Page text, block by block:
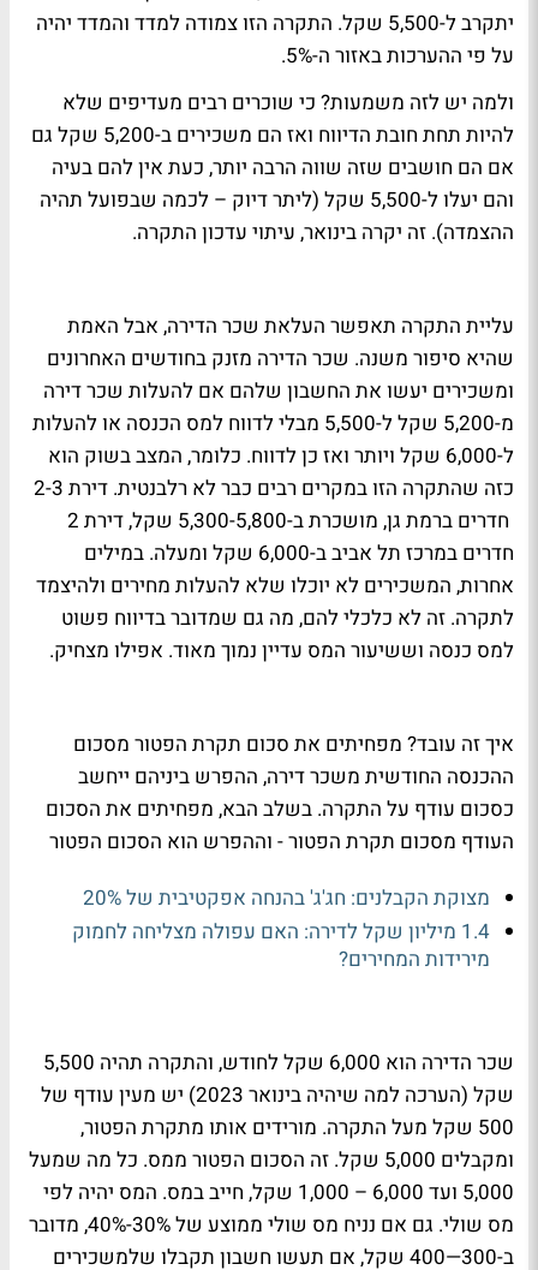
יתקרב ל-5,500 שקל. התקרה הזו צמודה למדד והמדד יהיה
על פי ההערכות באזור ה-5%.
ולמה יש לזה משמעות? כי שוכרים רבים מעדיפים שלא
להיות תחת חובת הדיווח ואז הם משכירים ב-5,200 שקל גם
אם הם חושבים שזה שווה הרבה יותר, כעת אין להם בעיה
והם יעלו ל-5,500 שקל (ליתר דיוק – לכמה שבפועל תהיה
ההצמדה). זה יקרה בינואר, עיתוי עדכון התקרה.
עליית התקרה תאפשר העלאת שכר הדירה, אבל האמת
שהיא סיפור משנה. שכר הדירה מזנק בחודשים האחרונים
ומשכירים יעשו את החשבון שלהם אם להעלות שכר דירה
מ-5,200 שקל ל-5,500 מבלי לדווח למס הכנסה או להעלות
ל-6,000 שקל ויותר ואז כן לדווח. כלומר, המצב בשוק הוא
כזה שהתקרה הזו במקרים רבים כבר לא רלבנטית. דירת 2-3
חדרים ברמת גן, מושכרת ב-5,300-5,800 שקל, דירת 2
חדרים במרכז תל אביב ב-6,000 שקל ומעלה. במילים
אחרות, המשכירים לא יוכלו שלא להעלות מחירים ולהיצמד
לתקרה. זה לא כלכלי להם, מה גם שמדובר בדיווח פשוט
למס כנסה וששיעור המס עדיין נמוך מאוד. אפילו מצחיק.
איך זה עובד? מפחיתים את סכום תקרת הפטור מסכום
ההכנסה החודשית משכר דירה, ההפרש ביניהם ייחשב
כסכום עודף על התקרה. בשלב הבא, מפחיתים את הסכום
העודף מסכום תקרת הפטור - וההפרש הוא הסכום הפטור
מצוקת הקבלנים: חג'ג' בהנחה אפקטיבית של 20%
1.4 מיליון שקל לדירה: האם עפולה מצליחה לחמוק
מירידות המחירים?
שכר הדירה הוא 6,000 שקל לחודש, והתקרה תהיה 5,500
שקל (הערכה למה שיהיה בינואר 2023) יש מעין עודף של
500 שקל מעל התקרה. מורידים אותו מתקרת הפטור,
ומקבלים 5,000 שקל. זה הסכום הפטור ממס. כל מה שמעל
5,000 ועד 6,000 – 1,000 שקל, חייב במס. המס יהיה לפי
מס שולי. גם אם נניח מס שולי ממוצע של 30%-40%, מדובר
ב-300—400 שקל, אם תעשו חשבון תקבלו שלמשכירים